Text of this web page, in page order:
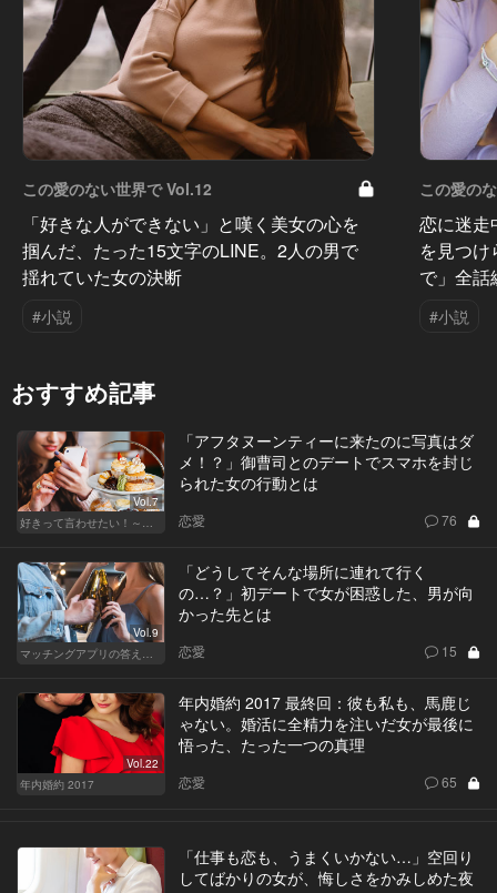
この愛のない世界で Vol.12
「好きな人ができない」と嘆く美女の心を
掴んだ、たった15文字のLINE。2人の男で
揺れていた女の決断
#小説
この愛の
恋に迷走
を見つ
で」全話
#小説
おすすめ記事
Vol.7
好きって言わせたい！～正反対のふたり～
「アフタヌーンティーに来たのに写真はダ
メ！？」御曹司とのデートでスマホを封じ
られた女の行動とは
恋愛 76
Vol.9
マッチングアプリの答えあわせ【A】
「どうしてそんな場所に連れて行く
の…？」初デートで女が困惑した、男が向
かった先とは
恋愛 15
Vol.22
年内婚約 2017
年内婚約 2017 最終回：彼も私も、馬鹿じ
ゃない。婚活に全精力を注いだ女が最後に
悟った、たった一つの真理
恋愛 65
「仕事も恋も、うまくいかない…」空回り
してばかりの女が、悔しさをかみしめた夜